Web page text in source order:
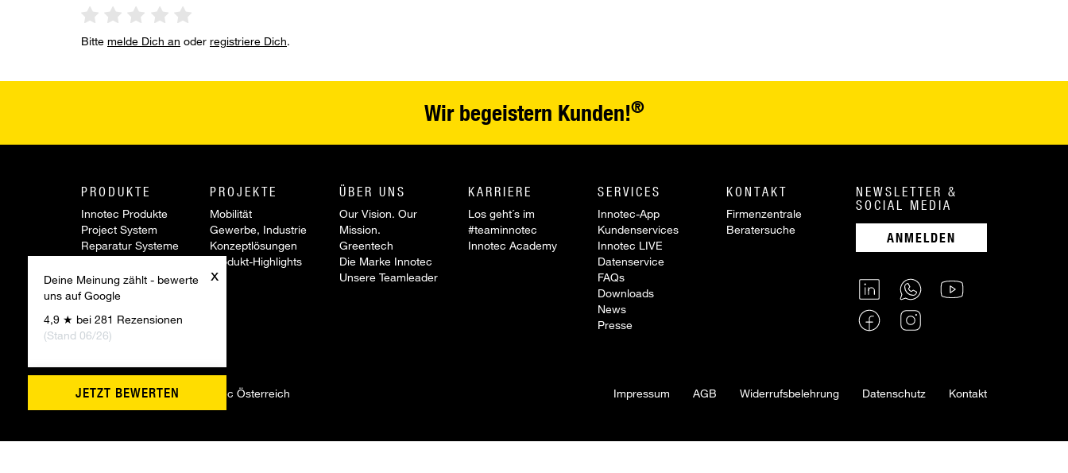
x
Deine Meinung zählt - bewerte
uns auf Google
4,9 ★ bei 281 Rezensionen
(Stand 06/26)
JETZT BEWERTEN
Bitte melde Dich an oder registriere Dich.
Wir begeistern Kunden!®
PRODUKTE
Innotec Produkte
Project System
Reparatur Systeme
Zubehör
Sonderartikel
Innovationen
PROJEKTE
Mobilität
Gewerbe, Industrie
Konzeptlösungen
Produkt-Highlights
ÜBER UNS
Our Vision. Our
Mission.
Greentech
Die Marke Innotec
Unsere Teamleader
KARRIERE
Los geht´s im
#teaminnotec
Innotec Academy
SERVICES
Innotec-App
Kundenservices
Innotec LIVE
Datenservice
FAQs
Downloads
News
Presse
KONTAKT
Firmenzentrale
Beratersuche
NEWSLETTER &
SOCIAL MEDIA
ANMELDEN
©2026 Firmengruppe Innotec Österreich Impressum AGB Widerrufsbelehrung Datenschutz Kontakt